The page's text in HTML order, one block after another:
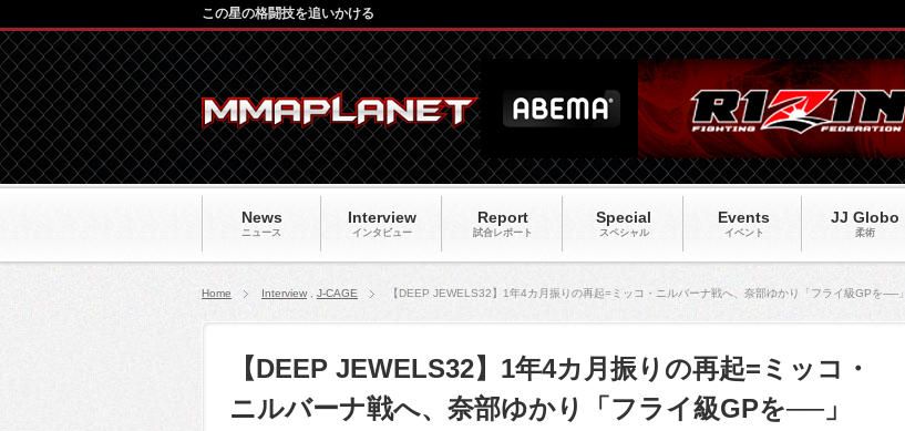
News
ニュース
Interview
インタビュー
Report
試合レポート
Special
スペシャル
Events
イベント
JJ Globo
柔術
この星の格闘技を追いかける
Home Interview J-CAGE 【DEEP JEWELS32】1年4カ月振りの再起=ミッコ・ニルバーナ戦へ、奈部ゆかり「フライ級GPを──」
【DEEP JEWELS32】1年4カ月振りの再起=ミッコ・
ニルバーナ戦へ、奈部ゆかり「フライ級GPを──」